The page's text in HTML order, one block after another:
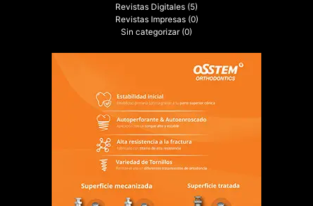
Revistas Digitales (5)
Revistas Impresas (0)
Sin categorizar (0)